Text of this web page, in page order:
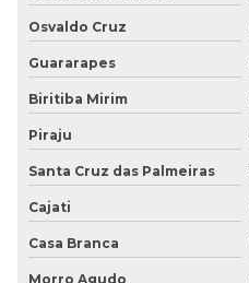
Osvaldo Cruz
Guararapes
Biritiba Mirim
Piraju
Santa Cruz das Palmeiras
Cajati
Casa Branca
Morro Agudo